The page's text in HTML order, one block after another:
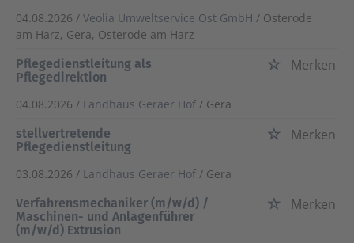
04.08.2026 / Veolia Umweltservice Ost GmbH / Osterode
am Harz, Gera, Osterode am Harz
Pflegedienstleitung als
Pflegedirektion
Merken
04.08.2026 / Landhaus Geraer Hof / Gera
stellvertretende
Pflegedienstleitung
Merken
03.08.2026 / Landhaus Geraer Hof / Gera
Verfahrensmechaniker (m/w/d) /
Maschinen- und Anlagenführer
(m/w/d) Extrusion
Merken